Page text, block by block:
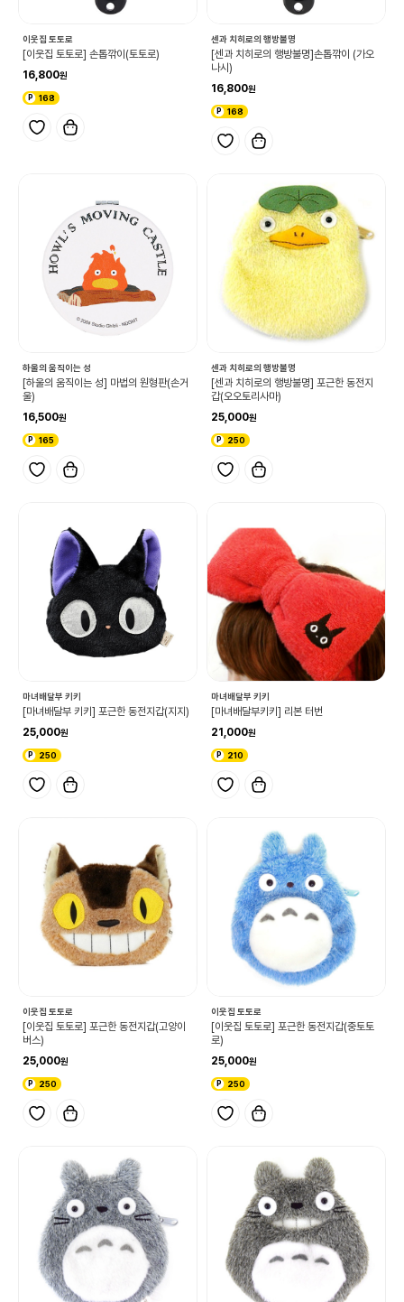
이웃집 토토로
[이웃집 토토로] 손톱깎이(토토로)
16,800
168
센과 치히로의 행방불명
[센과 치히로의 행방불명]손톱깎이 (가오
나시)
16,800
168
하울의 움직이는 성
[하울의 움직이는 성] 마법의 원형판(손거
울)
16,500
165
센과 치히로의 행방불명
[센과 치히로의 행방불명] 포근한 동전지
갑(오오토리사마)
25,000
250
마녀배달부 키키
[마녀배달부 키키] 포근한 동전지갑(지지)
25,000
250
마녀배달부 키키
[마녀배달부키키] 리본 터번
21,000
210
이웃집 토토로
[이웃집 토토로] 포근한 동전지갑(고양이
버스)
25,000
250
이웃집 토토로
[이웃집 토토로] 포근한 동전지갑(중토토
로)
25,000
250